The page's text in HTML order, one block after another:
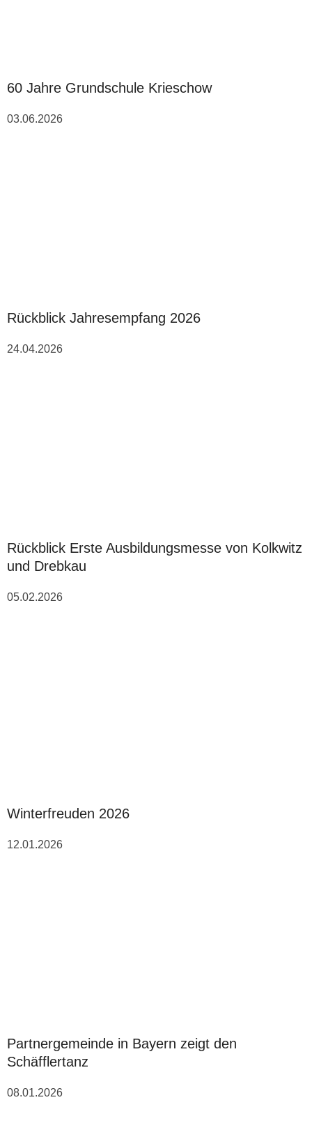
60 Jahre Grundschule Krieschow
03.06.2026
Rückblick Jahresempfang 2026
24.04.2026
Rückblick Erste Ausbildungsmesse von Kolkwitz
und Drebkau
05.02.2026
Winterfreuden 2026
12.01.2026
Partnergemeinde in Bayern zeigt den
Schäfflertanz
08.01.2026